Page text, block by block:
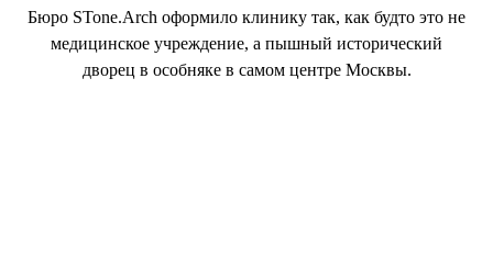
Бюро STone.Arch оформило клинику так, как будто это не
медицинское учреждение, а пышный исторический
дворец в особняке в самом центре Москвы.